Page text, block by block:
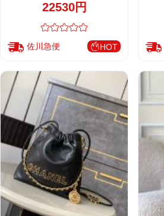
22530円
佐川急便 HOT